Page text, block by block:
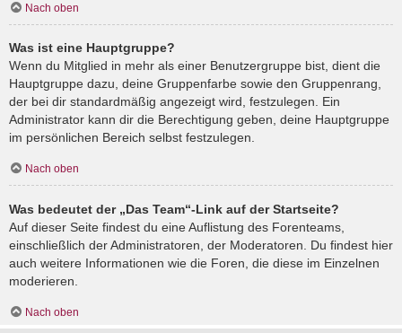
Nach oben
Was ist eine Hauptgruppe?
Wenn du Mitglied in mehr als einer Benutzergruppe bist, dient die
Hauptgruppe dazu, deine Gruppenfarbe sowie den Gruppenrang,
der bei dir standardmäßig angezeigt wird, festzulegen. Ein
Administrator kann dir die Berechtigung geben, deine Hauptgruppe
im persönlichen Bereich selbst festzulegen.
Nach oben
Was bedeutet der „Das Team“-Link auf der Startseite?
Auf dieser Seite findest du eine Auflistung des Forenteams,
einschließlich der Administratoren, der Moderatoren. Du findest hier
auch weitere Informationen wie die Foren, die diese im Einzelnen
moderieren.
Nach oben